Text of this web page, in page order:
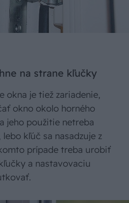
na strane kľučky
okna je tiež zariadenie,
okno okolo horného
jeho použitie netreba
kľúč sa nasadzuje z
prípade treba urobiť
a nastavovaciu